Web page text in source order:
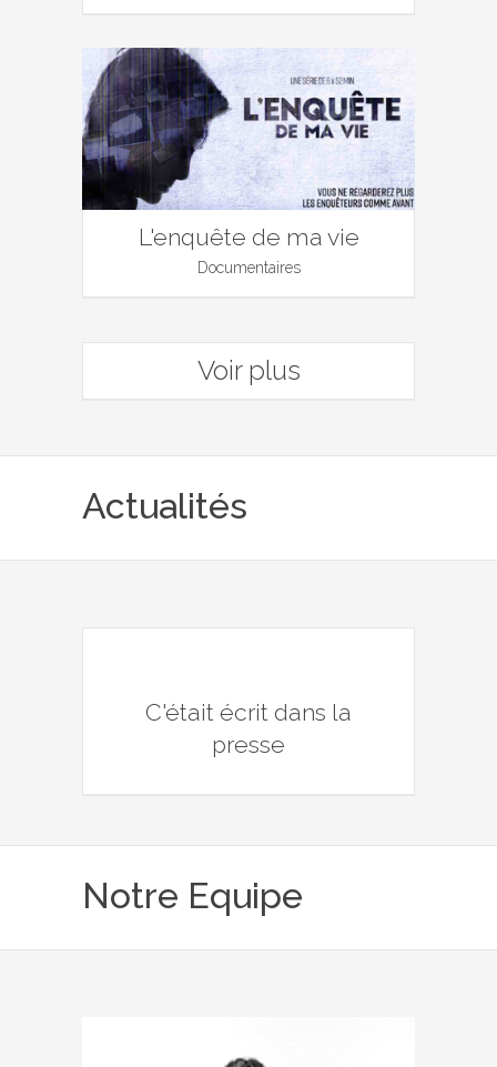
L'enquête de ma vie
Documentaires
Voir plus
Actualités
C'était écrit dans la
presse
Notre Equipe